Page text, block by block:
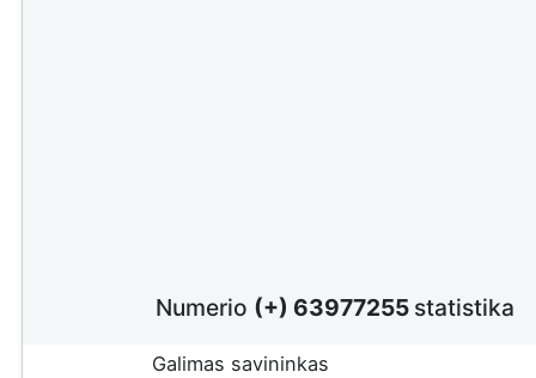
Numerio (+) 63977255 statistika
Galimas savininkas